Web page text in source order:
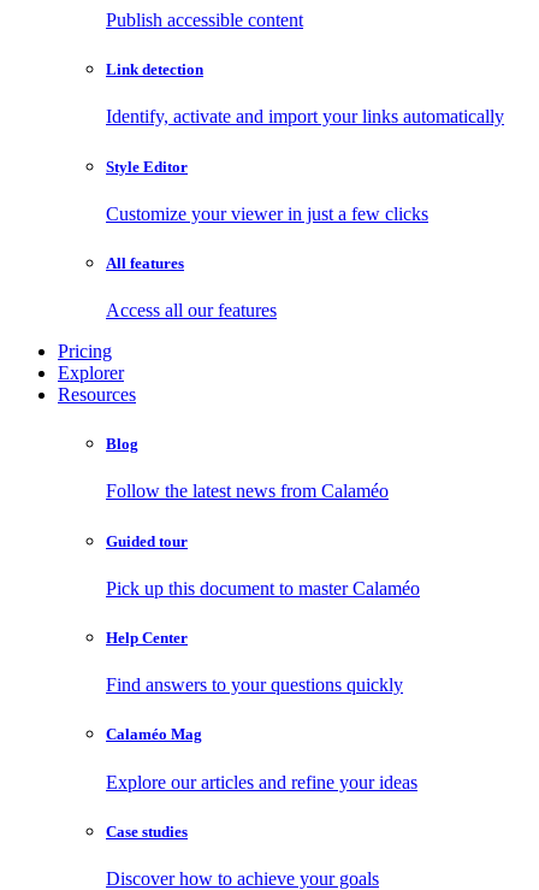
Publish accessible content
Link detection
Identify, activate and import your links automatically
Style Editor
Customize your viewer in just a few clicks
All features
Access all our features
Pricing
Explorer
Resources
Blog
Follow the latest news from Calaméo
Guided tour
Pick up this document to master Calaméo
Help Center
Find answers to your questions quickly
Calaméo Mag
Explore our articles and refine your ideas
Case studies
Discover how to achieve your goals